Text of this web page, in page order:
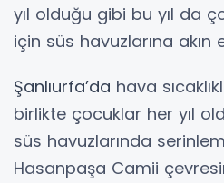
yıl olduğu gibi bu yıl da
için süs havuzlarına akın
Şanlıurfa’da hava
birlikte çocuklar her yıl
süs havuzlarında
Hasanpaşa Camii